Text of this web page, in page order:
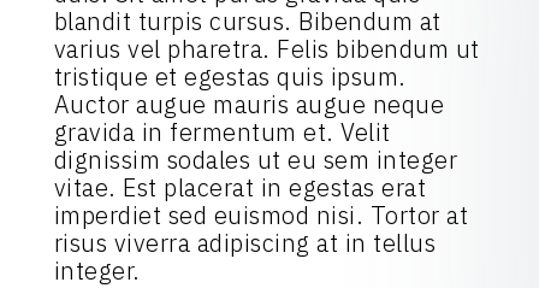
blandit turpis cursus. Bibendum at
varius vel pharetra. Felis bibendum ut
tristique et egestas quis ipsum.
Auctor augue mauris augue neque
gravida in fermentum et. Velit
dignissim sodales ut eu sem integer
vitae. Est placerat in egestas erat
imperdiet sed euismod nisi. Tortor at
risus viverra adipiscing at in tellus
integer.